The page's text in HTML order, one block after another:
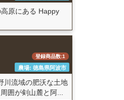
原にある Happy
登録商品数:1
農場: 徳島県阿波市
流域の肥沃な土地
囲が剣山麓と阿...